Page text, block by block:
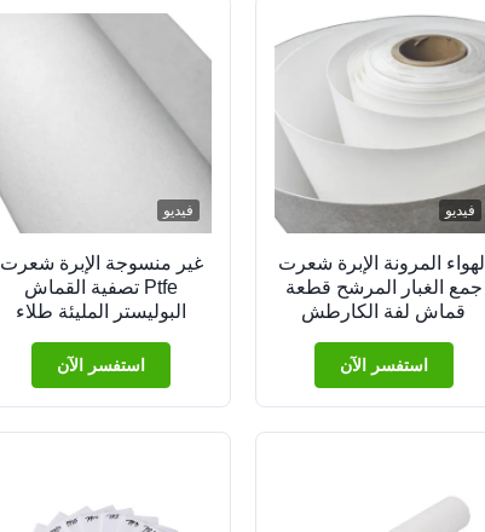
فيديو
الهواء المرونة الإبرة شعرت
جمع الغبار المرشح قطعة
قماش لفة الكارطش
استفسر الآن
فيديو
غير منسوجة الإبرة شعرت
Ptfe تصفية القماش
البوليستر المليئة طلاء
استفسر الآن